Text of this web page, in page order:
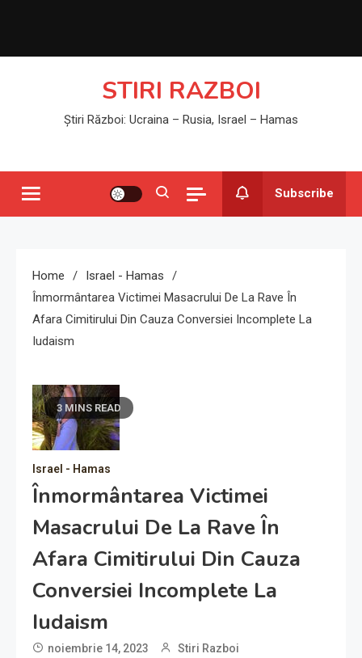
STIRI RAZBOI
Știri Război: Ucraina – Rusia, Israel – Hamas
Subscribe
Home
Israel - Hamas
Înmormântarea Victimei Masacrului De La Rave În
Afara Cimitirului Din Cauza Conversiei Incomplete La
Iudaism
3 MINS READ
Israel - Hamas
Înmormântarea Victimei
Masacrului De La Rave În
Afara Cimitirului Din Cauza
Conversiei Incomplete La
Iudaism
noiembrie 14, 2023 Stiri Razboi